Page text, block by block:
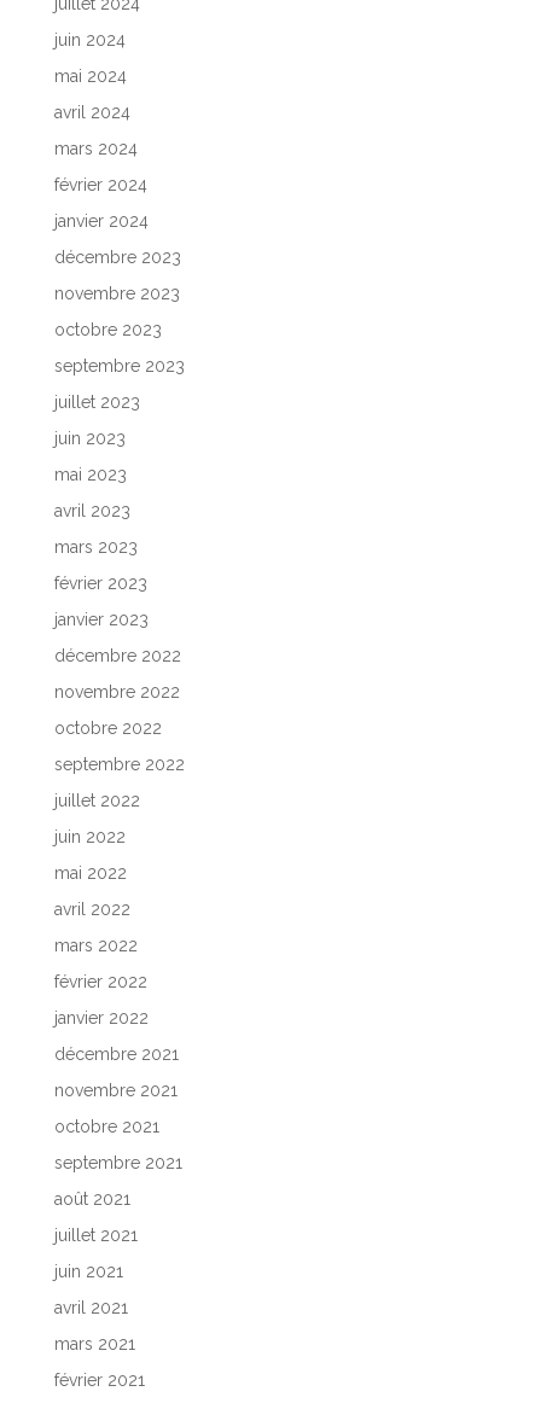
juin 2024
mai 2024
avril 2024
mars 2024
février 2024
janvier 2024
décembre 2023
novembre 2023
octobre 2023
septembre 2023
juillet 2023
juin 2023
mai 2023
avril 2023
mars 2023
février 2023
janvier 2023
décembre 2022
novembre 2022
octobre 2022
septembre 2022
juillet 2022
juin 2022
mai 2022
avril 2022
mars 2022
février 2022
janvier 2022
décembre 2021
novembre 2021
octobre 2021
septembre 2021
août 2021
juillet 2021
juin 2021
avril 2021
mars 2021
février 2021